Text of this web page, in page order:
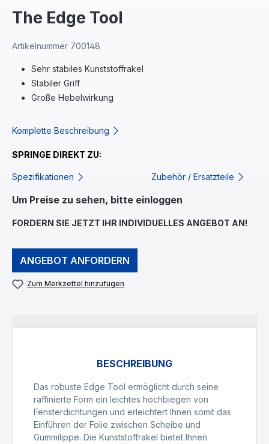
The Edge Tool
Artikelnummer 700148
Sehr stabiles Kunststoffrakel
Stabiler Griff
Große Hebelwirkung
Komplette Beschreibung
SPRINGE DIREKT ZU:
Spezifikationen Zubehör / Ersatzteile
Um Preise zu sehen, bitte einloggen
FORDERN SIE JETZT IHR INDIVIDUELLES ANGEBOT AN!
ANGEBOT ANFORDERN
Zum Merkzettel hinzufügen
BESCHREIBUNG
Das robuste Edge Tool ermöglicht durch seine
raffinierte Form ein leichtes hochbiegen von
Fensterdichtungen und erleichtert Ihnen somit das
Einführen der Folie zwischen Scheibe und
Gummilippe. Die Kunststoffrakel bietet Ihnen